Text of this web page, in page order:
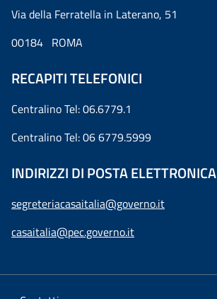
Via della Ferratella in Laterano, 51
00184 ROMA
RECAPITI TELEFONICI
Centralino Tel: 06.6779.1
Centralino Tel: 06 6779.5999
INDIRIZZI DI POSTA ELETTRONICA
segreteriacasaitalia@governo.it
casaitalia@pec.governo.it